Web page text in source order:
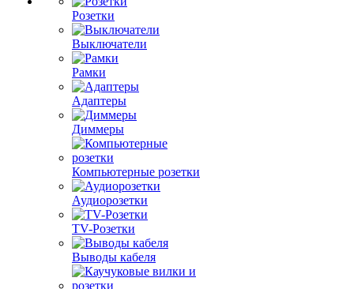
Розетки
Выключатели
Рамки
Адаптеры
Диммеры
Компьютерные розетки
Аудиорозетки
TV-Розетки
Выводы кабеля